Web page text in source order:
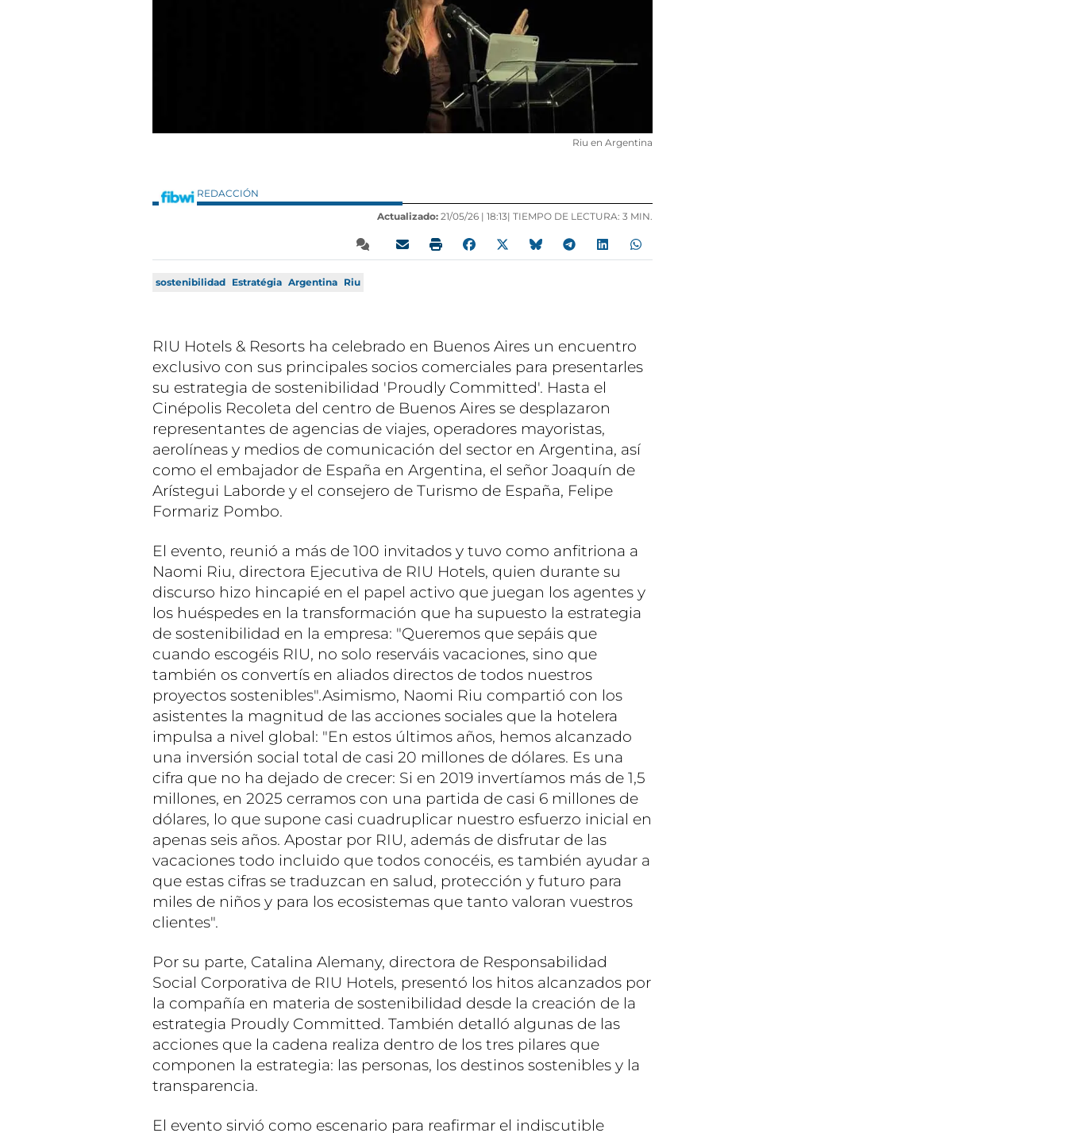
Riu en Argentina
REDACCIÓN
Actualizado: 21/05/26 | 18:13| TIEMPO DE LECTURA: 3 MIN.
sostenibilidad Estratégia Argentina Riu
RIU Hotels & Resorts ha celebrado en Buenos Aires un encuentro
exclusivo con sus principales socios comerciales para presentarles
su estrategia de sostenibilidad 'Proudly Committed'. Hasta el
Cinépolis Recoleta del centro de Buenos Aires se desplazaron
representantes de agencias de viajes, operadores mayoristas,
aerolíneas y medios de comunicación del sector en Argentina, así
como el embajador de España en Argentina, el señor Joaquín de
Arístegui Laborde y el consejero de Turismo de España, Felipe
Formariz Pombo.
El evento, reunió a más de 100 invitados y tuvo como anfitriona a
Naomi Riu, directora Ejecutiva de RIU Hotels, quien durante su
discurso hizo hincapié en el papel activo que juegan los agentes y
los huéspedes en la transformación que ha supuesto la estrategia
de sostenibilidad en la empresa: "Queremos que sepáis que
cuando escogéis RIU, no solo reserváis vacaciones, sino que
también os convertís en aliados directos de todos nuestros
proyectos sostenibles".Asimismo, Naomi Riu compartió con los
asistentes la magnitud de las acciones sociales que la hotelera
impulsa a nivel global: "En estos últimos años, hemos alcanzado
una inversión social total de casi 20 millones de dólares. Es una
cifra que no ha dejado de crecer: Si en 2019 invertíamos más de 1,5
millones, en 2025 cerramos con una partida de casi 6 millones de
dólares, lo que supone casi cuadruplicar nuestro esfuerzo inicial en
apenas seis años. Apostar por RIU, además de disfrutar de las
vacaciones todo incluido que todos conocéis, es también ayudar a
que estas cifras se traduzcan en salud, protección y futuro para
miles de niños y para los ecosistemas que tanto valoran vuestros
clientes".
Por su parte, Catalina Alemany, directora de Responsabilidad
Social Corporativa de RIU Hotels, presentó los hitos alcanzados por
la compañía en materia de sostenibilidad desde la creación de la
estrategia Proudly Committed. También detalló algunas de las
acciones que la cadena realiza dentro de los tres pilares que
componen la estrategia: las personas, los destinos sostenibles y la
transparencia.
El evento sirvió como escenario para reafirmar el indiscutible